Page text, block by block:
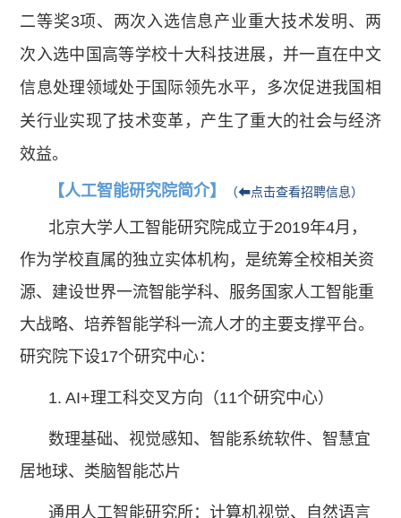
二等奖3项、两次入选信息产业重大技术发明、两
次入选中国高等学校十大科技进展，并一直在中文
信息处理领域处于国际领先水平，多次促进我国相
关行业实现了技术变革，产生了重大的社会与经济
效益。
【人工智能研究院简介】 （⬅点击查看招聘信息）
北京大学人工智能研究院成立于2019年4月，
作为学校直属的独立实体机构，是统筹全校相关资
源、建设世界一流智能学科、服务国家人工智能重
大战略、培养智能学科一流人才的主要支撑平台。
研究院下设17个研究中心：
1. AI+理工科交叉方向（11个研究中心）
数理基础、视觉感知、智能系统软件、智慧宜
居地球、类脑智能芯片
通用人工智能研究所：计算机视觉、自然语言